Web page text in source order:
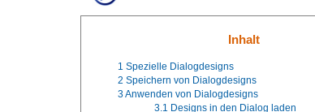
Inhalt
1 Spezielle Dialogdesigns
2 Speichern von Dialogdesigns
3Anwenden von Dialogdesigns
3.1 Designs in den Dialog laden